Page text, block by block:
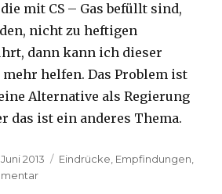
mit CS – Gas befüllt sind,
nicht zu heftigen
dann kann ich dieser
helfen. Das Problem ist
Alternative als Regierung
das ist ein anderes Thema.
Juni 2013 Kategorien
Eindrücke, Empfindungen,
zu